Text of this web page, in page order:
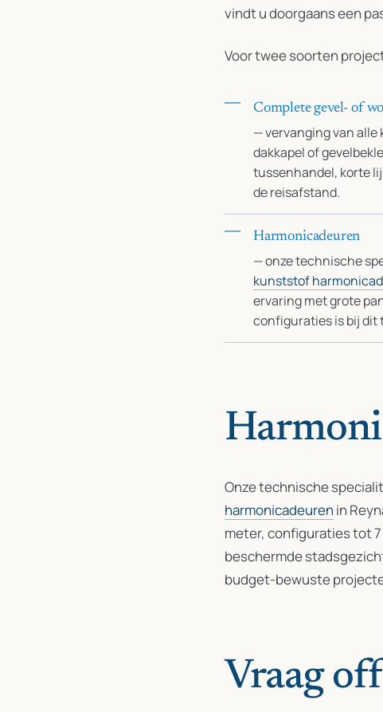
vindt u doorgaans een
Voor twee soorten
Complete gevel- of
— vervanging van
dakkapel of
tussenhandel, korte
de reisafstand.
Harmonicadeuren
— onze technische
kunststof
ervaring met grote
configuraties is bij dit
Onze technische
harmonicadeuren in
meter, configuraties tot
beschermde
budget-bewuste
Vraag